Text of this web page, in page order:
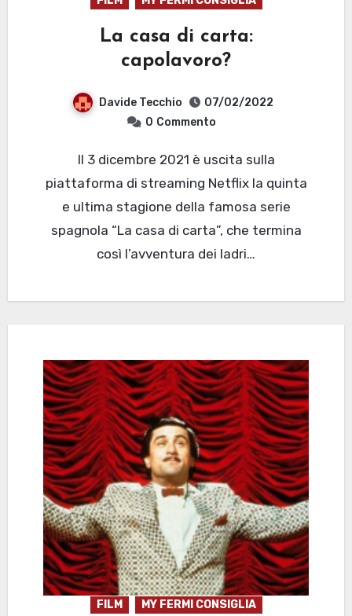
La casa di carta:
capolavoro?
Davide Tecchio
07/02/2022
0 Commento
Il 3 dicembre 2021 è uscita sulla
piattaforma di streaming Netflix la quinta
e ultima stagione della famosa serie
spagnola “La casa di carta”, che termina
così l’avventura dei ladri…
FILM MY FERMI CONSIGLIA